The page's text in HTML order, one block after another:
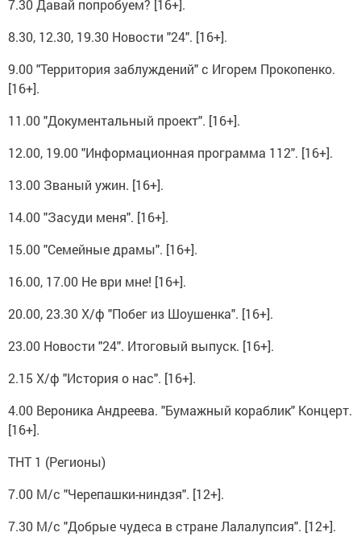
7.30 Давай попробуем? [16+].
8.30, 12.30, 19.30 Новости "24". [16+].
9.00 "Территория заблуждений" с Игорем Прокопенко.
[16+].
11.00 "Документальный проект". [16+].
12.00, 19.00 "Информационная программа 112". [16+].
13.00 Званый ужин. [16+].
14.00 "Засуди меня". [16+].
15.00 "Семейные драмы". [16+].
16.00, 17.00 Не ври мне! [16+].
20.00, 23.30 Х/ф "Побег из Шоушенка". [16+].
23.00 Новости "24". Итоговый выпуск. [16+].
2.15 Х/ф "История о нас". [16+].
4.00 Вероника Андреева. "Бумажный кораблик" Концерт.
[16+].
ТНТ 1 (Регионы)
7.00 М/с "Черепашки-ниндзя". [12+].
7.30 М/с "Добрые чудеса в стране Лалалупсия". [12+].